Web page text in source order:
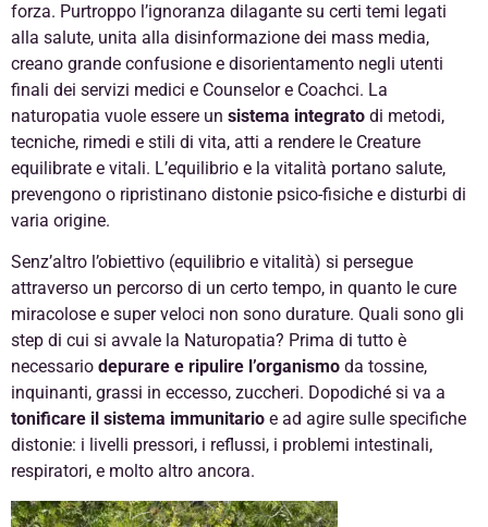
forza. Purtroppo l’ignoranza dilagante su certi temi legati
alla salute, unita alla disinformazione dei mass media,
creano grande confusione e disorientamento negli utenti
finali dei servizi medici e Counselor e Coachci. La
naturopatia vuole essere un sistema integrato di metodi,
tecniche, rimedi e stili di vita, atti a rendere le Creature
equilibrate e vitali. L’equilibrio e la vitalità portano salute,
prevengono o ripristinano distonie psico-fisiche e disturbi di
varia origine.
Senz’altro l’obiettivo (equilibrio e vitalità) si persegue
attraverso un percorso di un certo tempo, in quanto le cure
miracolose e super veloci non sono durature. Quali sono gli
step di cui si avvale la Naturopatia? Prima di tutto è
necessario depurare e ripulire l’organismo da tossine,
inquinanti, grassi in eccesso, zuccheri. Dopodiché si va a
tonificare il sistema immunitario e ad agire sulle specifiche
distonie: i livelli pressori, i reflussi, i problemi intestinali,
respiratori, e molto altro ancora.